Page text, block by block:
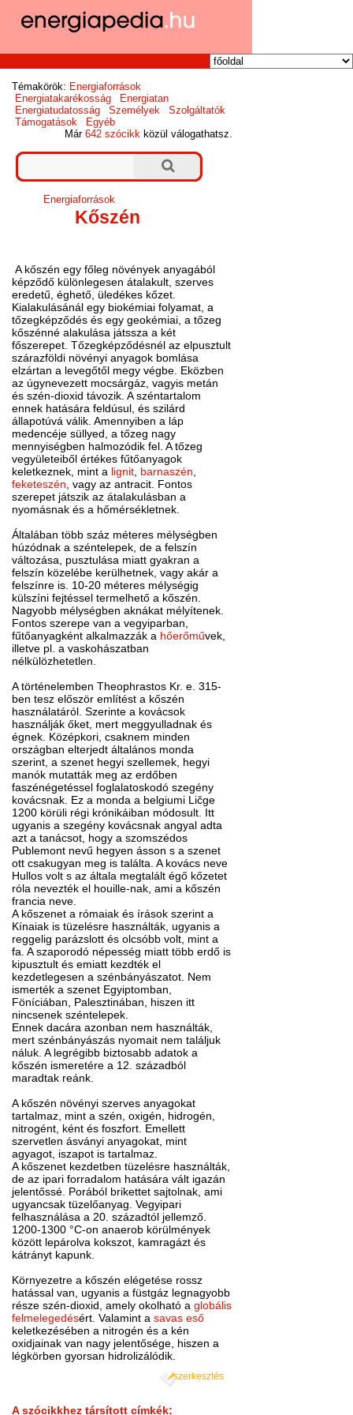
Témakörök: Energiaforrások
Energiatakarékosság
Energiatan
Energiatudatosság
Személyek
Szolgáltatók
Támogatások
Egyéb
Már642 szócikk közül válogathatsz.
Energiaforrások
Kőszén
A kőszén egy főleg növények anyagából
képződő különlegesen átalakult, szerves
eredetű, éghető, üledékes kőzet.
Kialakulásánál egy biokémiai folyamat, a
tőzegképződés és egy geokémiai, a tőzeg
kőszénné alakulása játssza a két
főszerepet. Tőzegképződésnél az elpusztult
szárazföldi növényi anyagok bomlása
elzártan a levegőtől megy végbe. Eközben
az úgynevezett mocsárgáz, vagyis metán
és szén-dioxid távozik. A széntartalom
ennek hatására feldúsul, és szilárd
állapotúvá válik. Amennyiben a láp
medencéje süllyed, a tőzeg nagy
mennyiségben halmozódik fel. A tőzeg
vegyületeiből értékes fűtőanyagok
keletkeznek, mint a lignit, barnaszén,
feketeszén, vagy az antracit. Fontos
szerepet játszik az átalakulásban a
nyomásnak és a hőmérsékletnek.
Általában több száz méteres mélységben
húzódnak a széntelepek, de a felszín
változása, pusztulása miatt gyakran a
felszín közelébe kerülhetnek, vagy akár a
felszínre is. 10-20 méteres mélységig
külszíni fejtéssel termelhető a kőszén.
Nagyobb mélységben aknákat mélyítenek.
Fontos szerepe van a vegyiparban,
fűtőanyagként alkalmazzák a hőerőművek,
illetve pl. a vaskohászatban
nélkülözhetetlen.
A történelemben Theophrastos Kr. e. 315-
ben tesz először említést a kőszén
használatáról. Szerinte a kovácsok
használják őket, mert meggyulladnak és
égnek. Középkori, csaknem minden
országban elterjedt általános monda
szerint, a szenet hegyi szellemek, hegyi
manók mutatták meg az erdőben
faszénégetéssel foglalatoskodó szegény
kovácsnak. Ez a monda a belgiumi Ličge
1200 körüli régi krónikáiban módosult. Itt
ugyanis a szegény kovácsnak angyal adta
azt a tanácsot, hogy a szomszédos
Publemont nevű hegyen ásson s a szenet
ott csakugyan meg is találta. A kovács neve
Hullos volt s az általa megtalált égő kőzetet
róla nevezték el houille-nak, ami a kőszén
francia neve.
A kőszenet a rómaiak és írások szerint a
Kínaiak is tüzelésre használták, ugyanis a
reggelig parázslott és olcsóbb volt, mint a
fa. A szaporodó népesség miatt több erdő is
kipusztult és emiatt kezdték el
kezdetlegesen a szénbányászatot. Nem
ismerték a szenet Egyiptomban,
Föníciában, Palesztinában, hiszen itt
nincsenek széntelepek.
Ennek dacára azonban nem használták,
mert szénbányászás nyomait nem találjuk
náluk. A legrégibb biztosabb adatok a
kőszén ismeretére a 12. századból
maradtak reánk.
A kőszén növényi szerves anyagokat
tartalmaz, mint a szén, oxigén, hidrogén,
nitrogént, ként és foszfort. Emellett
szervetlen ásványi anyagokat, mint
agyagot, iszapot is tartalmaz.
A kőszenet kezdetben tüzelésre használták,
de az ipari forradalom hatására vált igazán
jelentőssé. Porából brikettet sajtolnak, ami
ugyancsak tüzelőanyag. Vegyipari
felhasználása a 20. századtól jellemző.
1200-1300 °C-on anaerob körülmények
között lepárolva kokszot, kamragázt és
kátrányt kapunk.
Környezetre a kőszén elégetése rossz
hatással van, ugyanis a füstgáz legnagyobb
része szén-dioxid, amely okolható aglobális
felmelegedésért. Valamint asavas eső
keletkezésében a nitrogén és a kén
oxidjainak van nagy jelentősége, hiszen a
légkörben gyorsan hidrolizálódik.
szerkesztés
A szócikkhez társított címkék: